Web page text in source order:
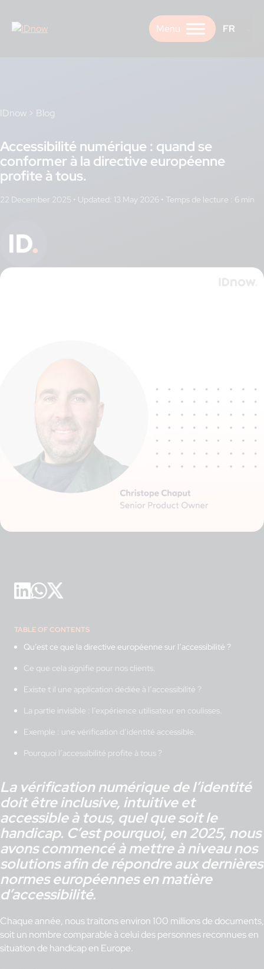
content
FR
IDnow > Blog
Accessibilité numérique : quand se
conformer à la directive européenne
profite à tous.
22 December 2025 • Updated: 13 May 2026 •
TABLE OF CONTENTS
Qu’est ce que la directive européenne sur l’accessibilité ?
Ce que cela signifie pour nos clients.
Existe t il une application dédiée à l’accessibilité ?
La partie invisible : l’expérience utilisateur en coulisses.
Exemple : une vérification d’identité accessible.
Pourquoi l’accessibilité profite à tous ?
La vérification numérique de l’identité
doit être inclusive, intuitive et
accessible à tous, quel que soit le
handicap. C’est pourquoi, en 2025, nous
avons commencé à mettre à niveau nos
solutions afin de répondre aux dernières
normes européennes en matière
d’accessibilité.
Chaque année, nous traitons environ 100 millions de documents,
soit un nombre comparable à celui des personnes reconnues en
situation de handicap en Europe.